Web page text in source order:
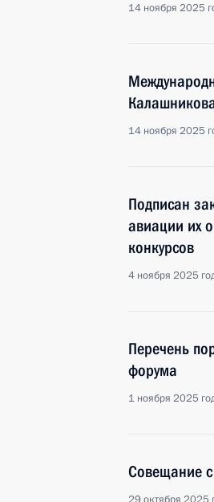
14 ноября 2025
14 ноября 2025
Подписан
авиации их
конкурсов
4 ноября 2025
Перечень
форума
1 ноября 2025
Совещание с